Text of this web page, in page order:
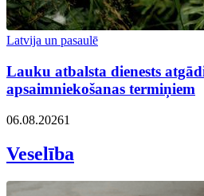
Latvija un pasaulē
Lauku atbalsta dienests
apsaimniekošanas termiņiem
06.08.20261
Veselība